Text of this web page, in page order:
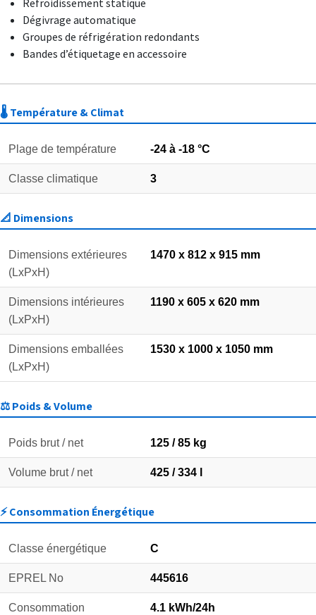
Refroidissement statique
Dégivrage automatique
Groupes de réfrigération redondants
Bandes d’étiquetage en accessoire
🌡️ Température & Climat
Plage de température -24 à -18 °C
Classe climatique 3
📐 Dimensions
Dimensions extérieures
(LxPxH)
1470 x 812 x 915 mm
Dimensions intérieures
(LxPxH)
1190 x 605 x 620 mm
Dimensions emballées
(LxPxH)
1530 x 1000 x 1050 mm
⚖️ Poids & Volume
Poids brut / net 125 / 85 kg
Volume brut / net 425 / 334 l
⚡ Consommation Énergétique
Classe énergétique C
EPREL No 445616
Consommation
4.1 kWh/24h